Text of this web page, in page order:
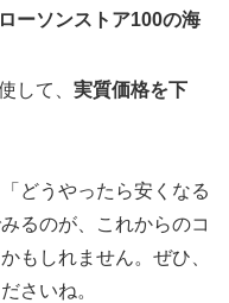
ローソンストア100の海
して、実質価格を下
どうやったら安くなる
るのが、これからのコ
もしれません。ぜひ、
さいね。